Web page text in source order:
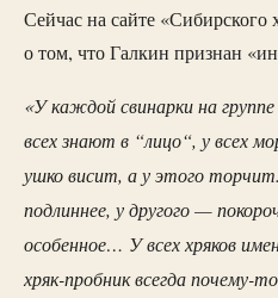
Сейчас на сайте «Сибирского
о том, что Галкин признан
«У каждой свинарки на
всех знают в “лицо“, у всех
ушко висит, а у этого
подлиннее, у другого —
особенное… У всех хряков
хряк-пробник всегда почему-